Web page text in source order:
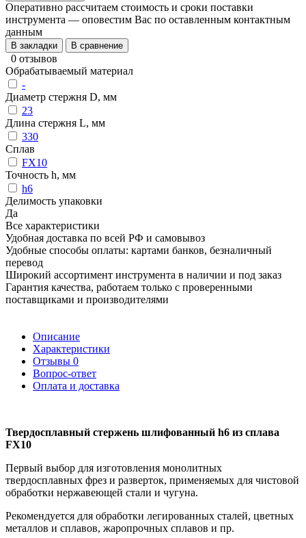
Оперативно рассчитаем стоимость и сроки поставки
инструмента — оповестим Вас по оставленным контактным
данным
В закладки В сравнение
0 отзывов
Обрабатываемый материал
-
Диаметр стержня D, мм
23
Длина стержня L, мм
330
Сплав
FX10
Точность h, мм
h6
Делимость упаковки
Да
Все характеристики
Удобная доставка по всей РФ и самовывоз
Удобные способы оплаты: картами банков, безналичный
перевод
Широкий ассортимент инструмента в наличии и под заказ
Гарантия качества, работаем только с проверенными
поставщиками и производителями
Описание
Характеристики
Отзывы 0
Вопрос-ответ
Оплата и доставка
Твердосплавный стержень шлифованный h6 из сплава
FX10
Первый выбор для изготовления монолитных
твердосплавных фрез и разверток, применяемых для чистовой
обработки нержавеющей стали и чугуна.
Рекомендуется для обработки легированных сталей, цветных
металлов и сплавов, жаропрочных сплавов и пр.